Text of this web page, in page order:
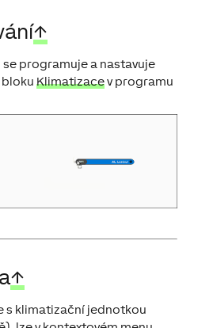
↑
se programuje a nastavuje
Klimatizacev programu
↑
s klimatizační jednotkou